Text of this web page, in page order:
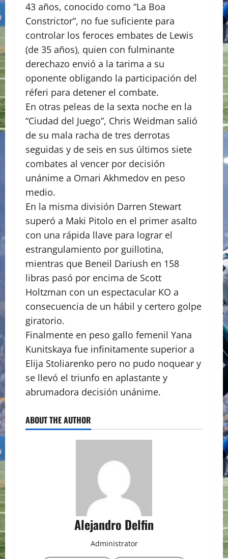
43 años, conocido como “La Boa
Constrictor”, no fue suficiente para
controlar los feroces embates de Lewis
(de 35 años), quien con fulminante
derechazo envió a la tarima a su
oponente obligando la participación del
réferi para detener el combate.
En otras peleas de la sexta noche en la
“Ciudad del Juego”, Chris Weidman salió
de su mala racha de tres derrotas
seguidas y de seis en sus últimos siete
combates al vencer por decisión
unánime a Omari Akhmedov en peso
medio.
En la misma división Darren Stewart
superó a Maki Pitolo en el primer asalto
con una rápida llave para lograr el
estrangulamiento por guillotina,
mientras que Beneil Dariush en 158
libras pasó por encima de Scott
Holtzman con un espectacular KO a
consecuencia de un hábil y certero golpe
giratorio.
Finalmente en peso gallo femenil Yana
Kunitskaya fue infinitamente superior a
Elija Stoliarenko pero no pudo noquear y
se llevó el triunfo en aplastante y
abrumadora decisión unánime.
ABOUT THE AUTHOR
Alejandro Delfin
Administrator